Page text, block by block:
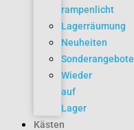
rampenlicht
Lagerräumung
Neuheiten
Sonderangebote
Wieder
auf
Lager
Kästen